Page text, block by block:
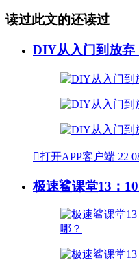
读过此文的还读过
DIY从入门到放弃
打开APP客户端 22
极速鲨课堂13：